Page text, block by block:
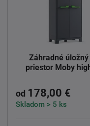
Záhradné úložný
priestor Moby
od 178,00 €
Skladom > 5 ks